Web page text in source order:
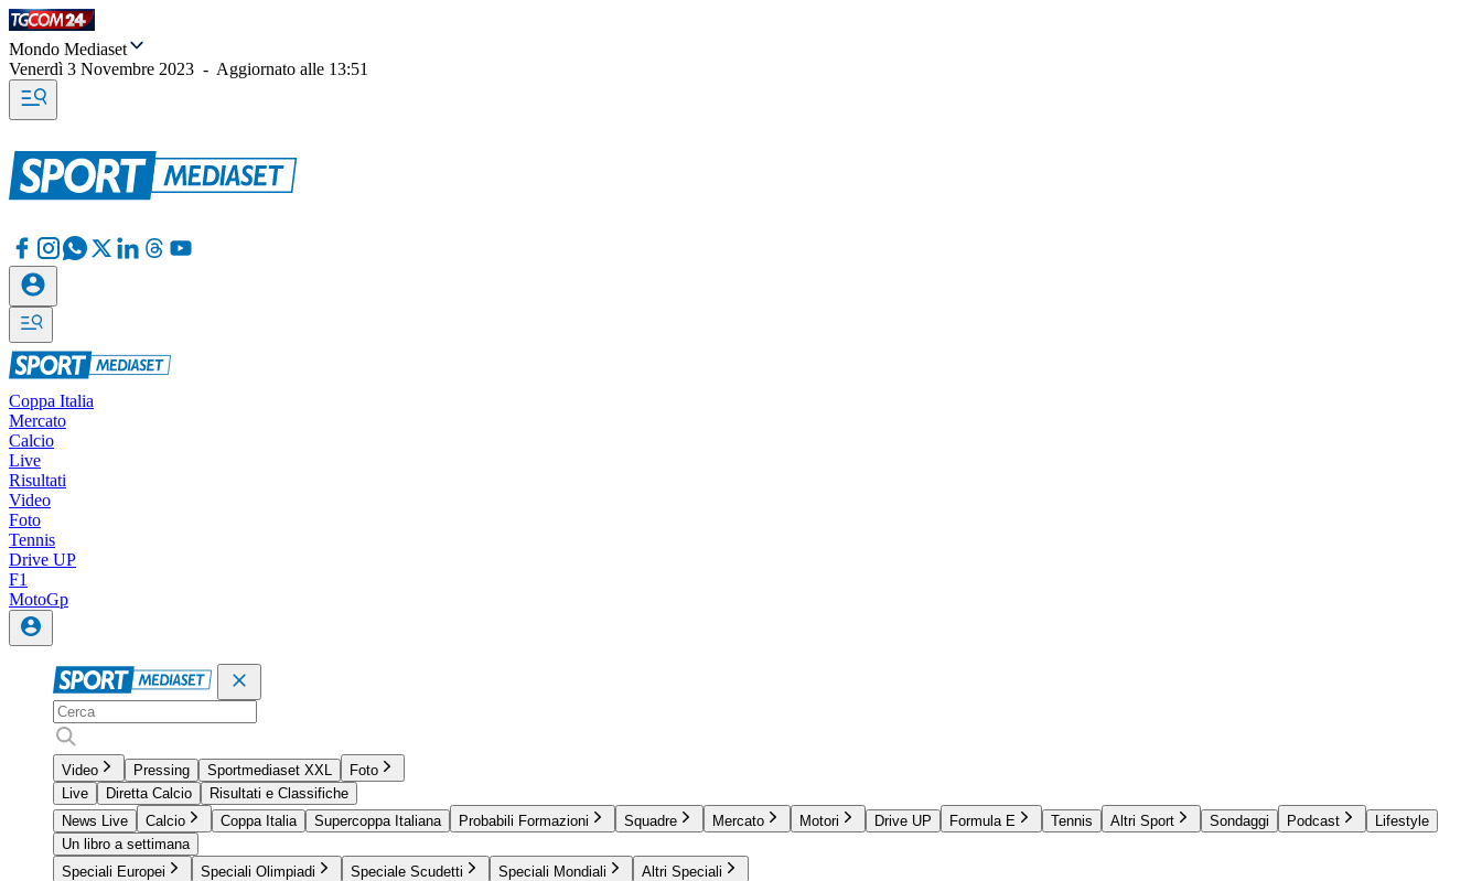
Mondo Mediaset
Venerdì 3 Novembre 2023 - Aggiornato alle 13:51
Coppa Italia
Mercato
Calcio
Live
Risultati
Video
Foto
Tennis
Drive UP
F1
MotoGp
Video Pressing Sportmediaset XXL
Foto
Live
Diretta Calcio
Risultati e Classifiche
News Live
Calcio Coppa Italia Supercoppa Italiana Probabili Formazioni Squadre Mercato Motori Drive UP Formula E Tennis Altri Sport Sondaggi Podcast
Lifestyle
Un libro a settimana
Speciali Europei
Speciali Olimpiadi Speciale Scudetti Speciali Mondiali Altri Speciali